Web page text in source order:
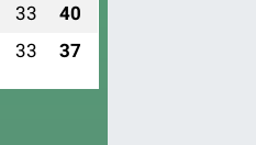
33 40
33 37